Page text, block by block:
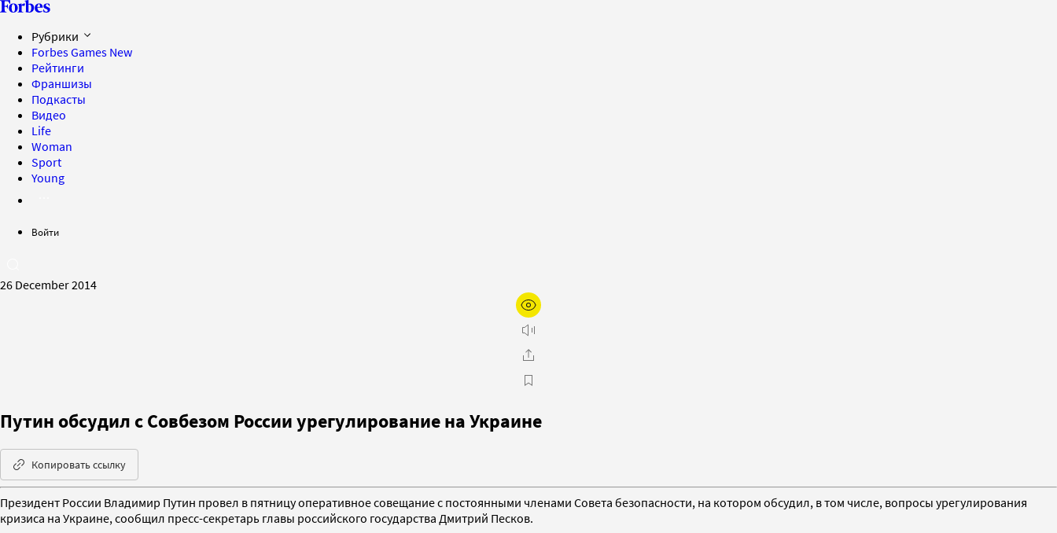
Рубрики
Forbes Games New
Рейтинги
Франшизы
Подкасты
Видео
Life
Woman
Sport
Young
Войти
26 December 2014
Путин обсудил с Совбезом России урегулирование на Украине
Копировать ссылку
Президент России Владимир Путин провел в пятницу оперативное совещание с постоянными членами Совета безопасности, на котором обсудил, в том числе, вопросы урегулирования
кризиса на Украине, сообщил пресс-секретарь главы российского государства Дмитрий Песков.